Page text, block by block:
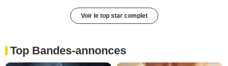
Voir le top star complet
Top Bandes-annonces